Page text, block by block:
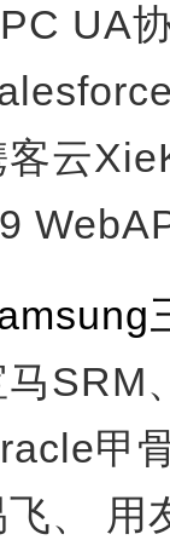
UA
客云
马SRM
甲
、
用